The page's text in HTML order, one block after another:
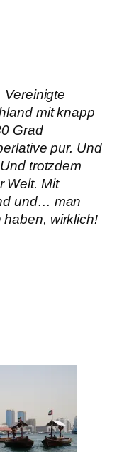
Vereinigte
mit knapp
Grad
pur. Und
trotzdem
Welt. Mit
und… man
wirklich!